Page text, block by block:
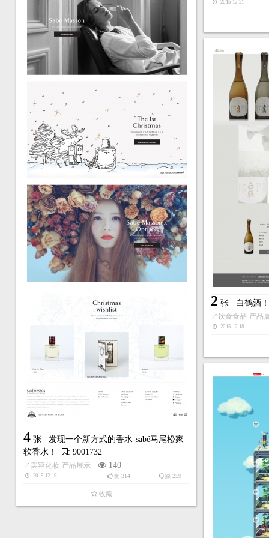
2015-12-21
4 张 发现一个新方式的香水-sabé马尾松家
软香水！
: 9001732
↗ 美容化妆 产品展示 140
2015-12-19 踩 259
赞 314
收藏
2 张 白鹤酒！
↗饮食食品 产品
2015-12-18